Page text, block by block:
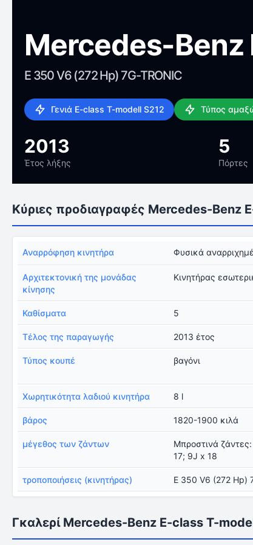
Mercedes-Benz
E 350 V6 (272 Hp) 7G-TRONIC
Γενιά E-class T-modell S212 Τύπος
2013
Έτος λήξης
5
Πόρτες
Κύριες προδιαγραφές Mercedes-Benz
Αναρρόφηση κινητήρα Φυσικά
Αρχιτεκτονική της μονάδας
κίνησης
Κινητήρας
Καθίσματα 5
Τέλος της παραγωγής 2013 έτος
Τύπος κουπέ βαγόνι
Χωρητικότητα λαδιού κινητήρα 8 l
βάρος 1820-1900 κιλά
μέγεθος των ζάντων
Μπροστινά
17; 9J x 18
τροποποιήσεις (κινητήρας) E 350 V6 (272 Hp)
Γκαλερί Mercedes-Benz E-class T-